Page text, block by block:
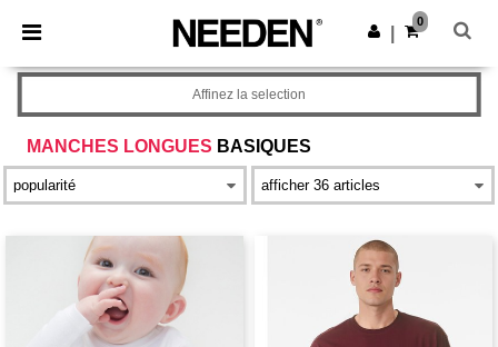
× Appli Needen
Meilleurs prix sur l’app !
Obtenir l'appli
0
MANCHES LONGUES BASIQUES
Affinez la selection